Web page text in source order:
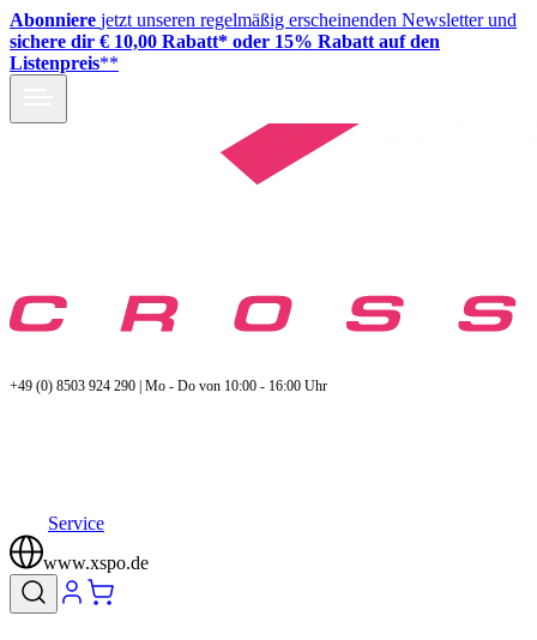
Abonniere jetzt unseren regelmäßig erscheinenden Newsletter und
sichere dir € 10,00 Rabatt* oder 15% Rabatt auf den
Listenpreis**
+49 (0) 8503 924 290 | Mo - Do von 10:00 - 16:00 Uhr
Service
www.xspo.de